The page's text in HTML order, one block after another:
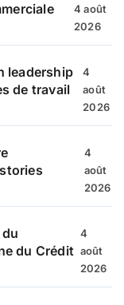
4 août
2026
leadership
de travail
4
août
2026
4
août
2026
du Crédit
4
août
2026